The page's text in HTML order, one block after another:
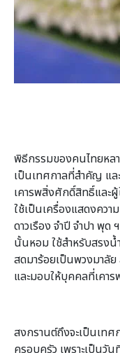
พิธีกรรมของคนไทยหล
เป็นเทศกาลที่สำคัญ แ
เคารพสิ่งศักดิ์สิทธิ์และ
ใช้เป็นเครื่องแสดงคว
ดาวเรือง จำปี จำปา พุ
นั้นหอม ใช้สำหรับสรงน้
สดมาร้อยเป็นพวงมาลั
และมอบให้บุคคลที่เคา
สงกรานต์ถึงจะเป็นเท
ครอบครัว เพราะเป็น